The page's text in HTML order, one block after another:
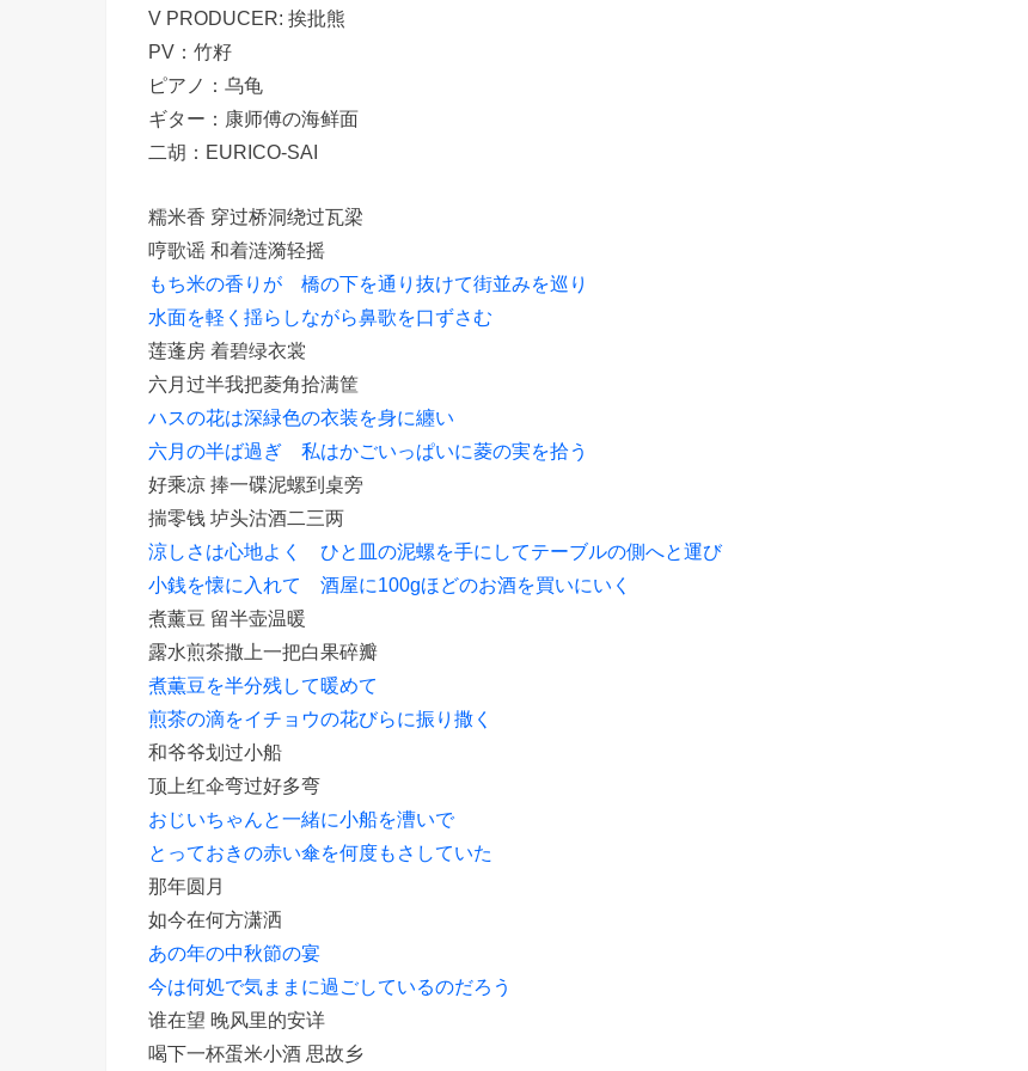
V PRODUCER: 挨批熊
PV：竹籽
ピアノ：乌龟
ギター：康师傅の海鲜面
二胡：EURICO-SAI
糯米香 穿过桥洞绕过瓦梁
哼歌谣 和着涟漪轻摇
もち米の香りが 橋の下を通り抜けて街並みを巡り
水面を軽く揺らしながら鼻歌を口ずさむ
莲蓬房 着碧绿衣裳
六月过半我把菱角拾满筐
ハスの花は深緑色の衣装を身に纏い
六月の半ば過ぎ 私はかごいっぱいに菱の実を拾う
好乘凉 捧一碟泥螺到桌旁
揣零钱 垆头沽酒二三两
涼しさは心地よく ひと皿の泥螺を手にしてテーブルの側へと運び
小銭を懐に入れて 酒屋に100gほどのお酒を買いにいく
煮薰豆 留半壶温暖
露水煎茶撒上一把白果碎瓣
煮薫豆を半分残して暖めて
煎茶の滴をイチョウの花びらに振り撒く
和爷爷划过小船
顶上红伞弯过好多弯
おじいちゃんと一緒に小船を漕いで
とっておきの赤い傘を何度もさしていた
那年圆月
如今在何方潇洒
あの年の中秋節の宴
今は何処で気ままに過ごしているのだろう
谁在望 晚风里的安详
喝下一杯蛋米小酒 思故乡